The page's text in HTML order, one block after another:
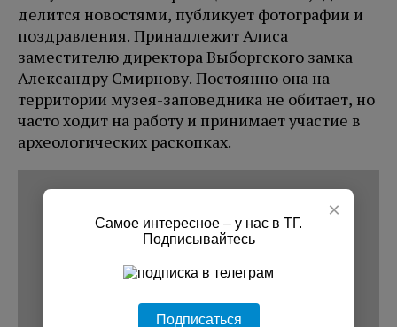
делится новостями, публикует фотографии и
поздравления. Принадлежит Алиса
заместителю директора Выборгского замка
Александру Смирнову. Постоянно она на
территории музея-заповедника не обитает, но
часто ходит на работу и принимает участие в
археологических раскопках.
×
Самое интересное – у нас в ТГ.
Подписывайтесь
Подписаться